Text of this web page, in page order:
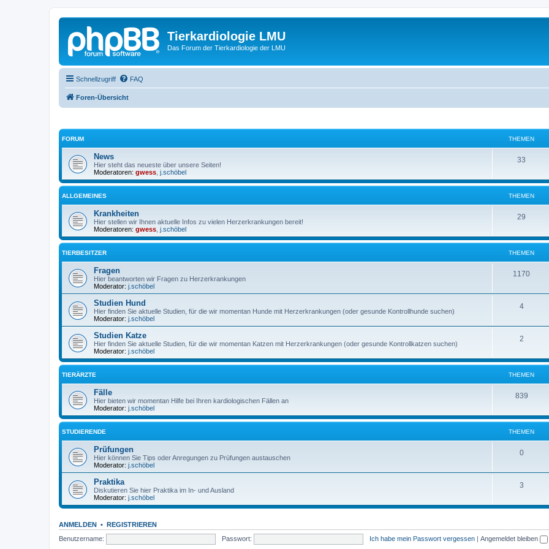
Tierkardiologie LMU
Das Forum der Tierkardiologie der LMU
Schnellzugriff FAQ
Foren-Übersicht
FORUM THEMEN
News
Hier steht das neueste über unsere Seiten!
Moderatoren: gwess j.schöbel
33
ALLGEMEINES THEMEN
Krankheiten
Hier stellen wir Ihnen aktuelle Infos zu vielen Herzerkrankungen bereit!
Moderatoren: gwess j.schöbel
29
TIERBESITZER THEMEN
Fragen
Hier beantworten wir Fragen zu Herzerkrankungen
Moderator: j.schöbel
1170
Studien Hund
Hier finden Sie aktuelle Studien, für die wir momentan Hunde mit Herzerkrankungen (oder gesunde Kontrollhunde suchen)
Moderator: j.schöbel
4
Studien Katze
Hier finden Sie aktuelle Studien, für die wir momentan Katzen mit Herzerkrankungen (oder gesunde Kontrollkatzen suchen)
Moderator: j.schöbel
2
TIERÄRZTE THEMEN
Fälle
Hier bieten wir momentan Hilfe bei Ihren kardiologischen Fällen an
Moderator: j.schöbel
839
STUDIERENDE THEMEN
Prüfungen
Hier können Sie Tips oder Anregungen zu Prüfungen austauschen
Moderator: j.schöbel
0
Praktika
Diskutieren Sie hier Praktika im In- und Ausland
Moderator: j.schöbel
3
ANMELDEN • REGISTRIEREN
Benutzername:
Passwort: Ich habe mein Passwort vergessen | Angemeldet bleiben